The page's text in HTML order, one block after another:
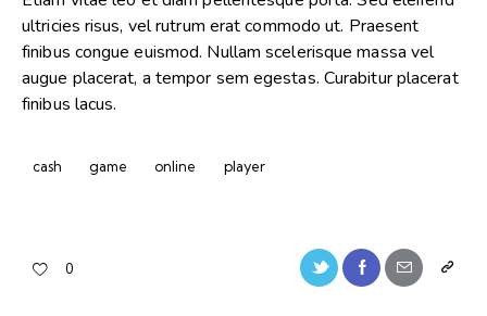
ultricies risus, vel rutrum erat commodo ut. Praesent
finibus congue euismod. Nullam scelerisque massa vel
augue placerat, a tempor sem egestas. Curabitur placerat
finibus lacus.
cash game online player
0